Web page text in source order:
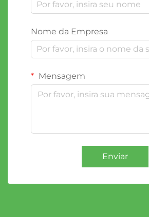
Nome da Empresa
Mensagem
Enviar